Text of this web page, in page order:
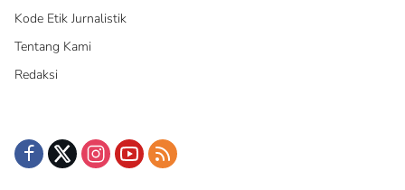
Kode Etik Jurnalistik
Tentang Kami
Redaksi